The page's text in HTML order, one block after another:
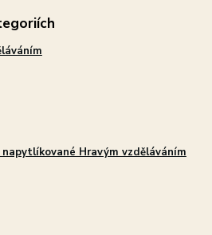
Hravým vzděláváním